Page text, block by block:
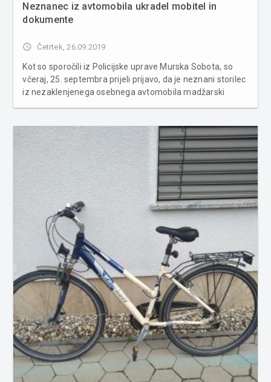
Neznanec iz avtomobila ukradel mobitel in
dokumente
access_time Četrtek, 26.09.2019
Kot so sporočili iz Policijske uprave Murska Sobota, so
včeraj, 25. septembra prijeli prijavo, da je neznani storilec
iz nezaklenjenega osebnega avtomobila madžarski
12. ure...